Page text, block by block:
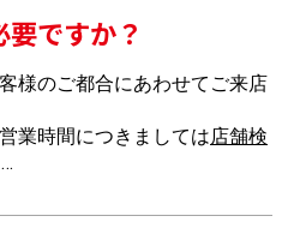
ですか？
様のご都合にあわせてご来店
業時間につきましては店舗検